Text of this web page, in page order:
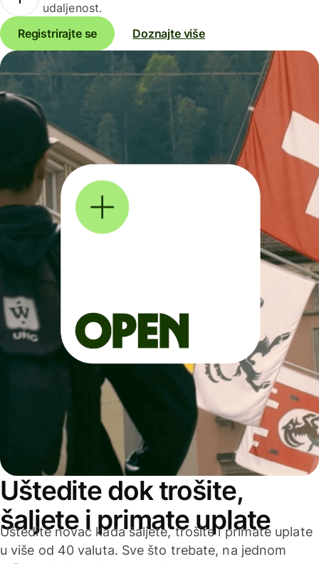
udaljenost.
Registrirajte se
Doznajte više
Uštedite dok trošite,
šaljete i primate uplate
Uštedite novac kada šaljete, trošite i primate uplate
u više od 40 valuta. Sve što trebate, na jednom